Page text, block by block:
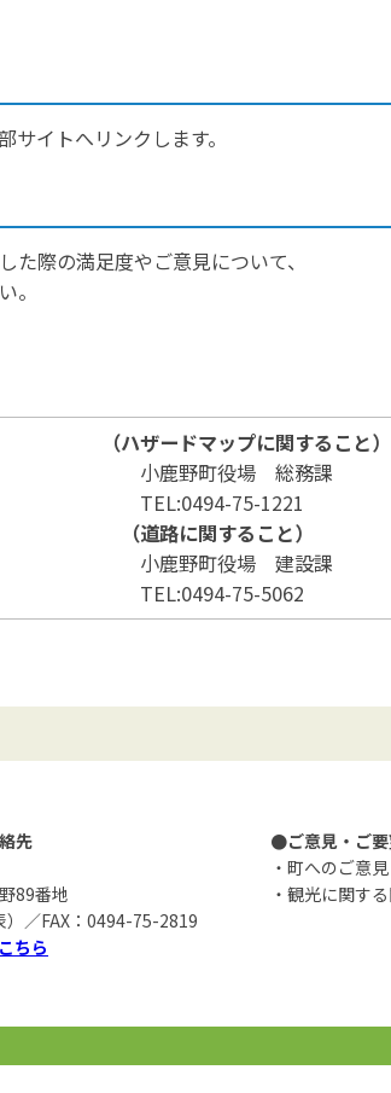
サイトへリンクします。
際の満足度やご意見について、
。
（ハザードマップに関すること）
鹿野町役場 総務課
75-1221
（道路に関すること）
鹿野町役場 建設課
75-5062
先
89番地
／FAX：0494-75-2819
こちら
●ご意見・ご要
・町へのご意
・観光に関す